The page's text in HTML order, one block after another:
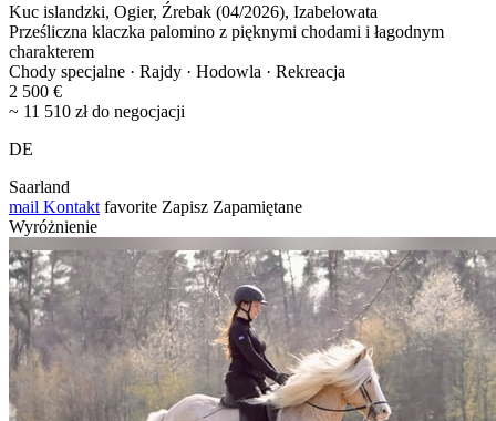
Kuc islandzki, Ogier, Źrebak (04/2026), Izabelowata
Prześliczna klaczka palomino z pięknymi chodami i łagodnym
charakterem
Chody specjalne · Rajdy · Hodowla · Rekreacja
2 500 €
~ 11 510 zł do negocjacji
DE
Saarland
mail Kontakt favorite Zapisz Zapamiętane
Wyróżnienie